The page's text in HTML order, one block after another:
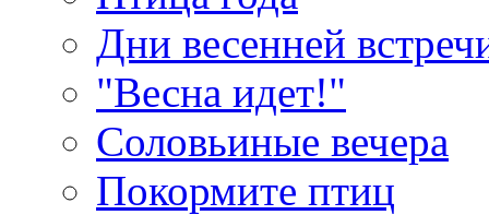
Дни весенней
"Весна идет!"
Соловьиные вечера
Покормите птиц